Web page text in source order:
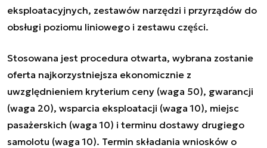
eksploatacyjnych, zestawów narzędzi i przyrządów do
obsługi poziomu liniowego i zestawu części.
Stosowana jest procedura otwarta, wybrana zostanie
oferta najkorzystniejsza ekonomicznie z
uwzględnieniem kryterium ceny (waga 50), gwarancji
(waga 20), wsparcia eksploatacji (waga 10), miejsc
pasażerskich (waga 10) i terminu dostawy drugiego
samolotu (waga 10). Termin składania wniosków o